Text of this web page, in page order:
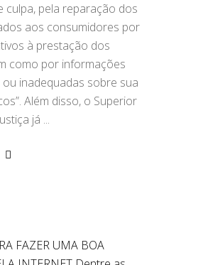
culpa, pela reparação dos
aos consumidores por
à prestação dos
como por informações
inadequadas sobre sua
Além disso, o Superior
já